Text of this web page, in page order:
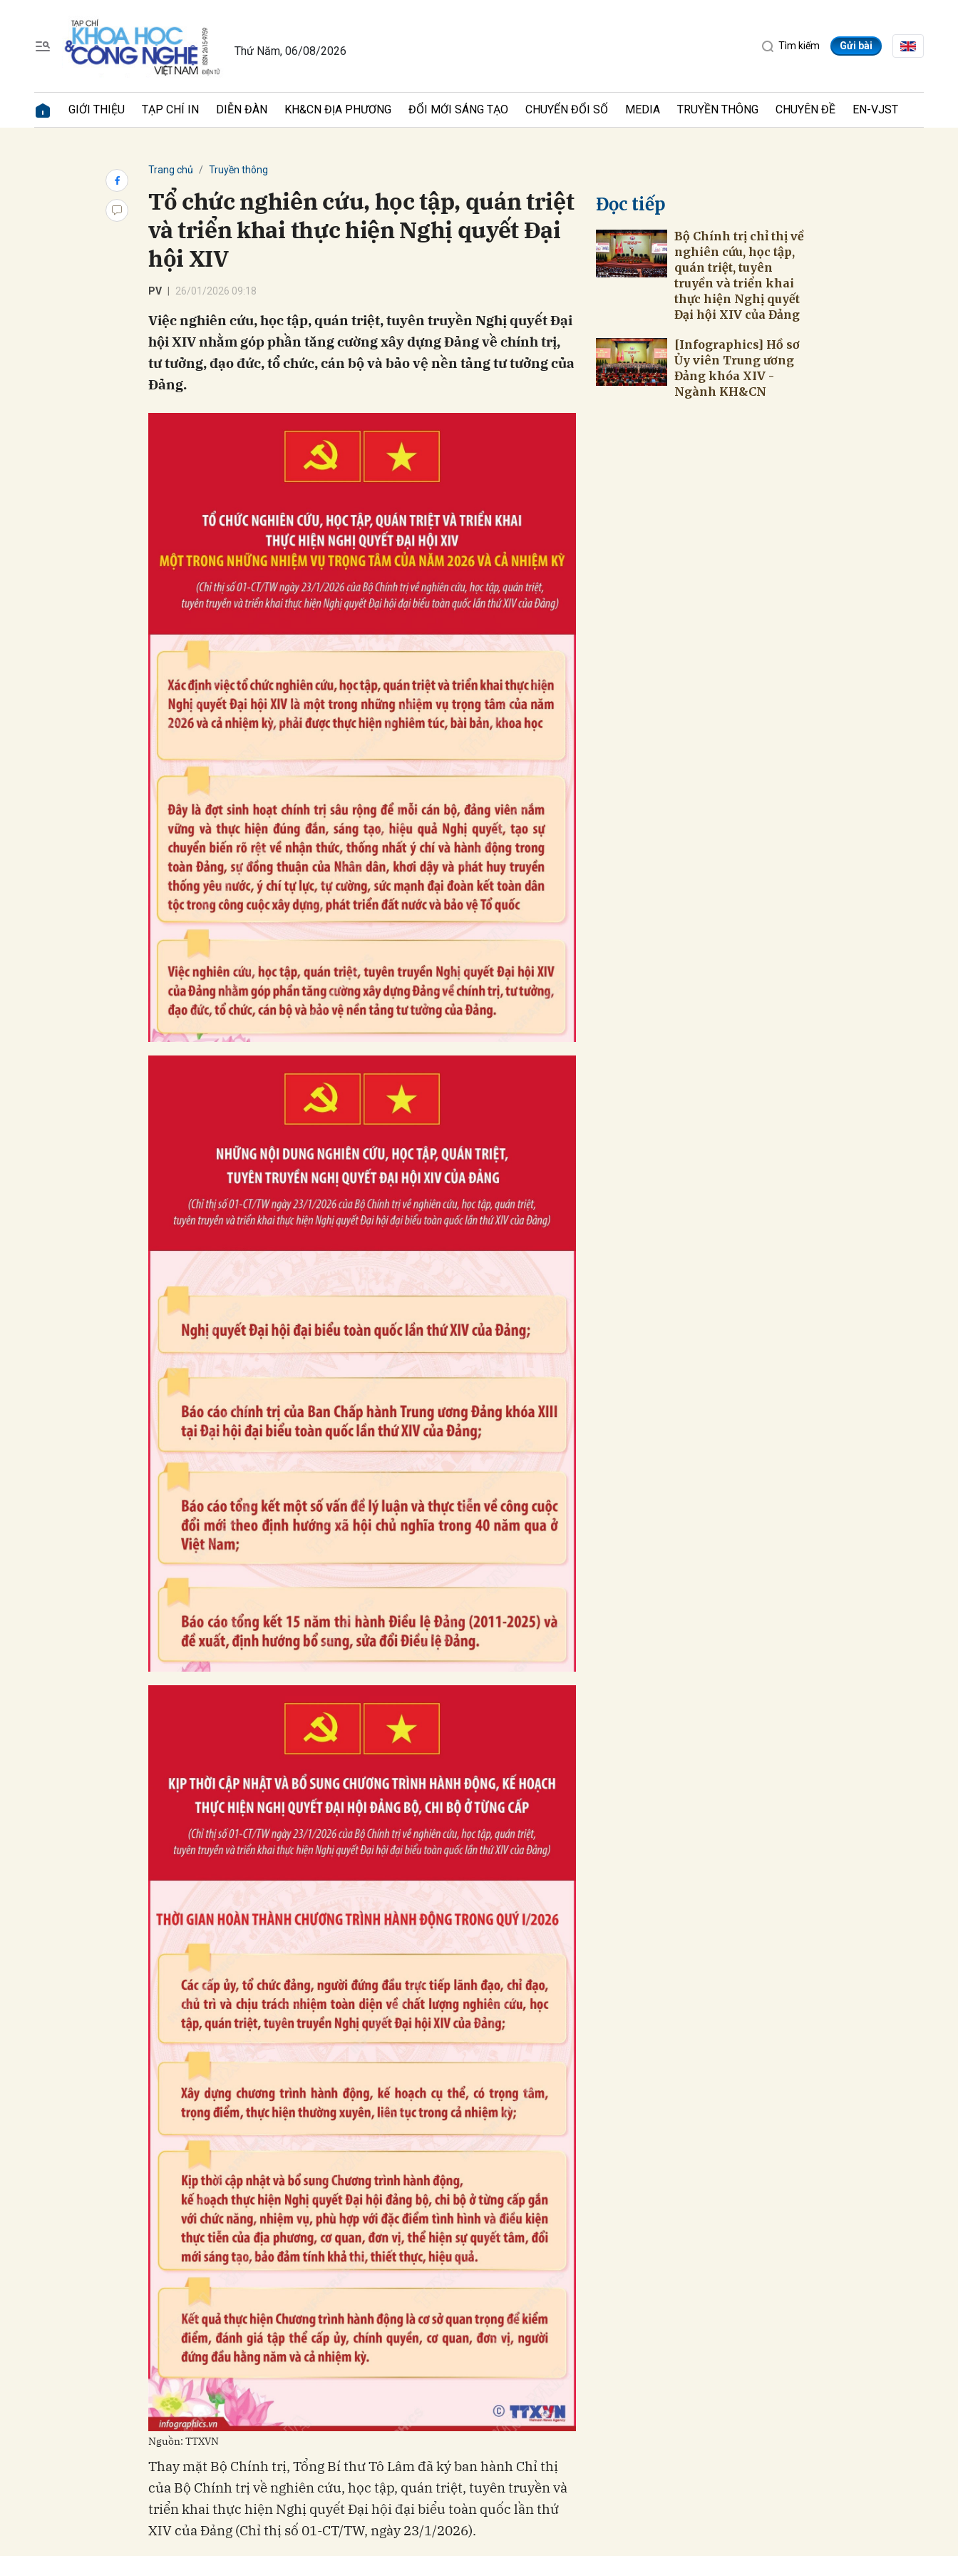
Thứ Năm, 06/08/2026 Tìm kiếm Gửi bài
GIỚI THIỆU TẠP CHÍ IN DIỄN ĐÀN KH&CN ĐỊA PHƯƠNG ĐỔI MỚI SÁNG TẠO CHUYỂN ĐỔI SỐ MEDIA TRUYỀN THÔNG CHUYÊN ĐỀ EN-VJST
Trang chủ Truyền thông
Tổ chức nghiên cứu, học tập, quán triệt
và triển khai thực hiện Nghị quyết Đại
hội XIV
PV 26/01/2026 09:18
Việc nghiên cứu, học tập, quán triệt, tuyên truyền Nghị quyết Đại
hội XIV nhằm góp phần tăng cường xây dựng Đảng về chính trị,
tư tưởng, đạo đức, tổ chức, cán bộ và bảo vệ nền tảng tư tưởng của
Đảng.
Nguồn: TTXVN
Thay mặt Bộ Chính trị, Tổng Bí thư Tô Lâm đã ký ban hành Chỉ thị
của Bộ Chính trị về nghiên cứu, học tập, quán triệt, tuyên truyền và
triển khai thực hiện Nghị quyết Đại hội đại biểu toàn quốc lần thứ
XIV của Đảng (Chỉ thị số 01-CT/TW, ngày 23/1/2026).
Đọc tiếp
Bộ Chính trị chỉ thị về
nghiên cứu, học tập,
quán triệt, tuyên
truyền và triển khai
thực hiện Nghị quyết
Đại hội XIV của Đảng
[Infographics] Hồ sơ
Ủy viên Trung ương
Đảng khóa XIV -
Ngành KH&CN
Gửi